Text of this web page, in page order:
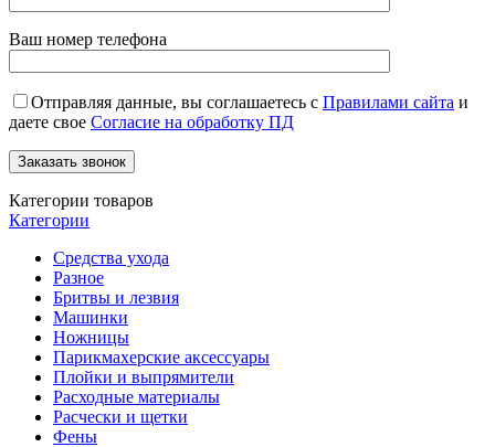
Ваш номер телефона
Отправляя данные, вы соглашаетесь с Правилами сайта и
даете свое Согласие на обработку ПД
Категории товаров
Категории
Средства ухода
Разное
Бритвы и лезвия
Машинки
Ножницы
Парикмахерские аксессуары
Плойки и выпрямители
Расходные материалы
Расчески и щетки
Фены